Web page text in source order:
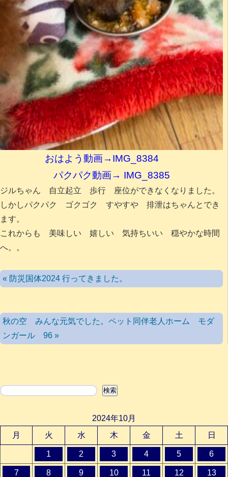
おはよう動画→IMG_8384
パクパク動画→ IMG_8385
ジルちゃん 自立起立 歩行 座位ができなくなりました。
しかしパクパク ゴクゴク すやすや 排泄はちゃんとでき
ます。
これからも 美味しい 嬉しい 気持ちいい 穏やかな時間
へ。。
« 防災国体2024 行ってきました。
秋の空 みんな元気でした。ペット同伴老人ホーム モダ
ンガール 96 »
検索 検索
2024年10月
月
火 水 木 金 土 日
1 2 3 4 5 6
7 8 9 10 11 12 13